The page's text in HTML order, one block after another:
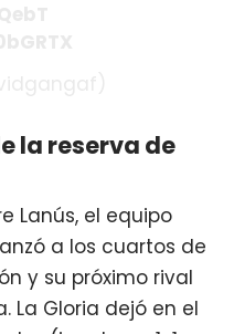
la reserva de
Lanús, el equipo
a los cuartos de
y su próximo rival
La Gloria dejó en el